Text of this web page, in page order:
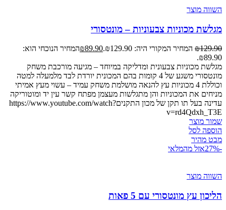
השווה מוצר
מגלשת מכוניות צבעוניות – מונטסורי
₪129.90 המחיר המקורי היה: ₪129.90. ₪89.90
המחיר הנוכחי הוא:
₪89.90.
מגלשת מכוניות צבעונית ומדליקה במיוחד – מגיעה מורכבת משחק
מונטסורי משגע של 4 קומות בהם המכונית יורדת לבד מלמעלה למטה
וכוללת 4 מכוניות עץ להנאה מושלמת משחק עמיד – עשוי מעץ אמיתי
מניחים את המכוניות והן מתגלשות מעצמן מפתח קשר עין יד ומוטוריקה
עדינה בעל תו תקן של מכון התקניםhttps://www.youtube.com/watch?
v=rd4Qdxh_T3E
שמור מוצר
הוספה לסל
מבט מהיר
-27%
אזל מהמלאי
השווה מוצר
הליכון עץ מונטסורי עם 5 פאות